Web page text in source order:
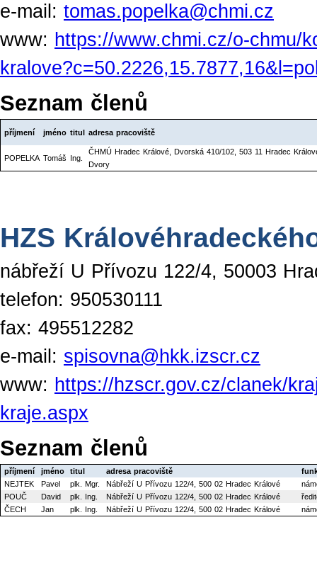
e-mail: tomas.popelka@chmi.cz
www: https://www.chmi.cz/o-chmu/
Seznam členů
příjmení jméno titul adresa pracoviště
POPELKA Tomáš Ing.
ČHMÚ Hradec Králové, Dvorská 410/102, 503 11 Hradec
Dvory
HZS
nábřeží U Přívozu 122/4, 50003
telefon: 950530111
fax: 495512282
e-mail: spisovna@hkk.izscr.cz
www: https://hzscr.gov.cz/clanek/
kraje.aspx
Seznam členů
příjmení jméno titul adresa pracoviště
NEJTEK
Pavel plk. Mgr. Nábřeží U Přívozu 122/4, 500 02 Hradec Králové
POUČ
David plk. Ing. Nábřeží U Přívozu 122/4, 500 02 Hradec Králové
ČECH
Jan plk. Ing. Nábřeží U Přívozu 122/4, 500 02 Hradec Králové